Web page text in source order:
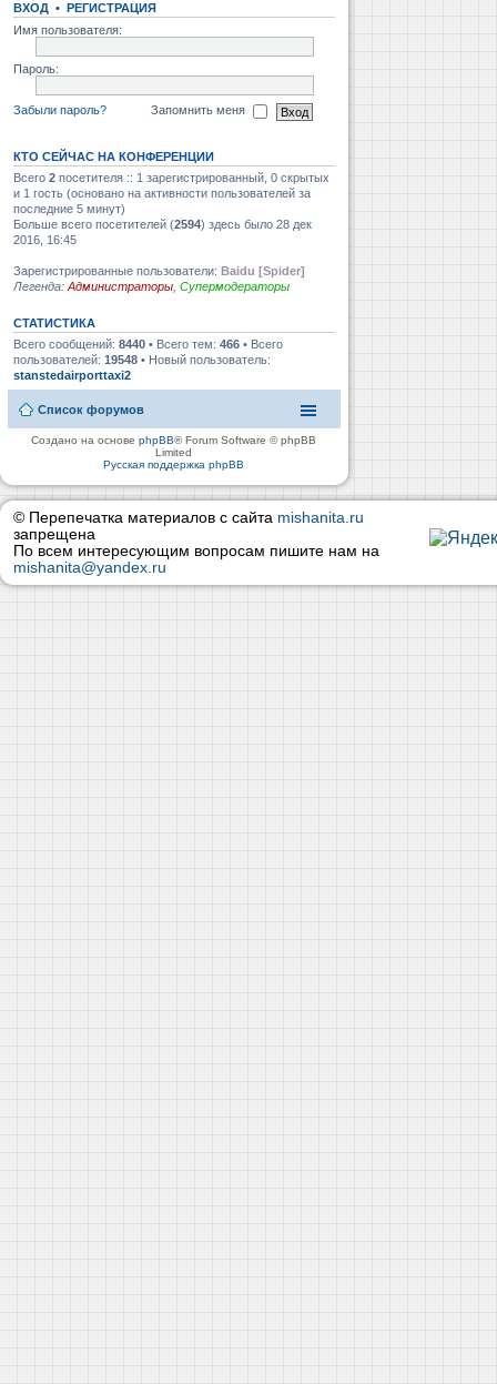
ВХОД • РЕГИСТРАЦИЯ
Имя пользователя:
Пароль:
Забыли пароль? Запомнить меня
КТО СЕЙЧАС НА КОНФЕРЕНЦИИ
Всего 2 посетителя :: 1 зарегистрированный, 0 скрытых
и 1 гость (основано на активности пользователей за
последние 5 минут)
Больше всего посетителей (2594) здесь было 28 дек
2016, 16:45
Зарегистрированные пользователи: Baidu [Spider]
Легенда: Администраторы Супермодераторы
СТАТИСТИКА
Всего сообщений: 8440 • Всего тем: 466 • Всего
пользователей: 19548 • Новый пользователь:
stanstedairporttaxi2
Список форумов
Создано на основеphpBB® Forum Software © phpBB
Limited
Русская поддержка phpBB
© Перепечатка материалов с сайта mishanita.ru
запрещена
По всем интересующим вопросам пишите нам на
mishanita@yandex.ru